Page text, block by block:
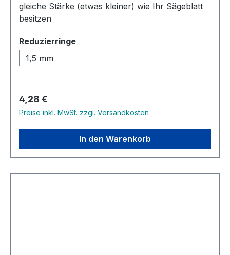
gleiche Stärke (etwas kleiner) wie Ihr Sägeblatt
besitzen
Reduzierringeauswählen
1,5 mm
Regulärer Preis:
4,28 €
Preise inkl. MwSt. zzgl. Versandkosten
In den Warenkorb